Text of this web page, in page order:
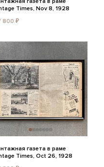
Times, Nov 8, 1928
800 ₽
газета в раме
Times, Oct 26, 1928